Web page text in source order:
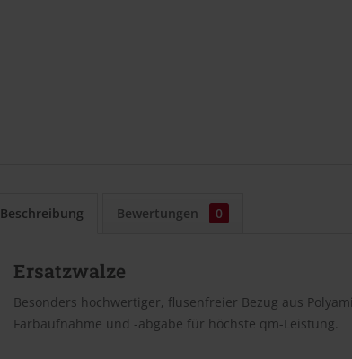
Beschreibung Bewertungen 0
Ersatzwalze
Besonders hochwertiger, flusenfreier Bezug aus
Farbaufnahme und -abgabe für höchste qm-Leistung.